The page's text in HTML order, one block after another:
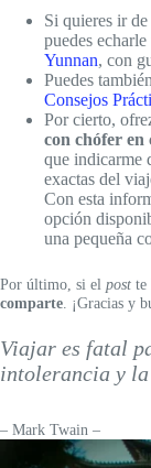
Si quieres ir de
puedes
Yunnan, con
Puedes
Consejos
Por cierto,
con chófer
que indicarme
exactas del
Con esta
opción
una pequeña
Por último, si el post te
comparte . ¡Gracias y
Viajar es fatal
intolerancia y la
– Mark Twain –